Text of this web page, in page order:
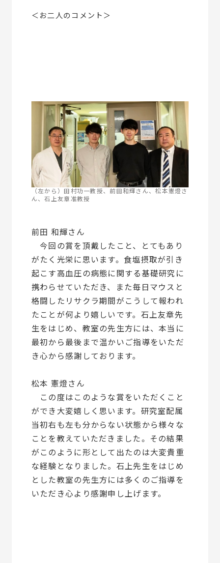
＜お二人のコメント＞
（左から）田村功一教授、前田和輝さん、松本憲燈さ
ん、石上友章准教授
前田 和輝さん
今回の賞を頂戴したこと、とてもあり
がたく光栄に思います。食塩摂取が引き
起こす高血圧の病態に関する基礎研究に
携わらせていただき、また毎日マウスと
格闘したリサクラ期間がこうして報われ
たことが何より嬉しいです。石上友章先
生をはじめ、教室の先生方には、本当に
最初から最後まで温かいご指導をいただ
き心から感謝しております。
松本 憲燈さん
この度はこのような賞をいただくこと
ができ大変嬉しく思います。研究室配属
当初右も左も分からない状態から様々な
ことを教えていただきました。その結果
がこのように形として出たのは大変貴重
な経験となりました。石上先生をはじめ
とした教室の先生方には多くのご指導を
いただき心より感謝申し上げます。